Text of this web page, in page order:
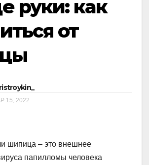
руки: как
от
15, 2022
шипица – это внешнее
папилломы человека